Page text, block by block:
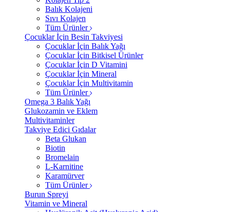
Balık Kolajeni
Sıvı Kolajen
Tüm Ürünler
Çocuklar İçin Besin Takviyesi
Çocuklar İçin Balık Yağı
Çocuklar İçin Bitkisel Ürünler
Çocuklar İçin D Vitamini
Çocuklar İçin Mineral
Çocuklar İçin Multivitamin
Tüm Ürünler
Omega 3 Balık Yağı
Glukozamin ve Eklem
Multivitaminler
Takviye Edici Gıdalar
Beta Glukan
Biotin
Bromelain
L-Karnitine
Karamürver
Tüm Ürünler
Burun Spreyi
Vitamin ve Mineral